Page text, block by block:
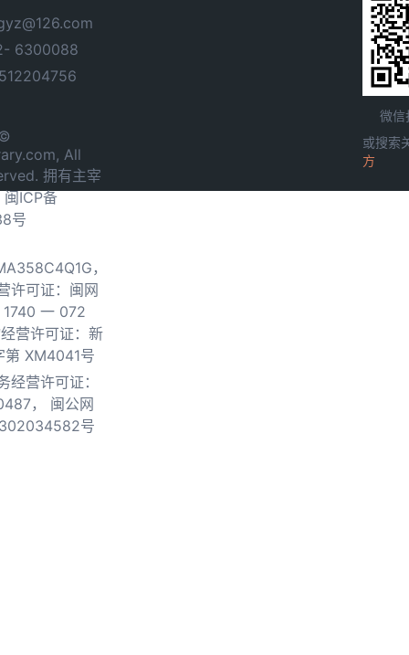
6300088
All
拥有主宰
闽ICP备
号
，
许可证：闽网
一 072
营许可证：新
第 XM4041号
经营许可证：
，
闽公网
号
微信
或搜索
方